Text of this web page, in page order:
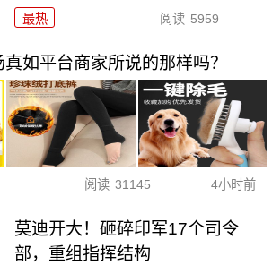
最热 阅读 5959
如平台商家所说的那样吗？
阅读 31145 4小时前
莫迪开大！砸碎印军17个司令
部，重组指挥结构